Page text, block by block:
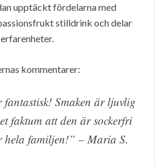
upptäckt fördelarna med
stilldrink och delar
kommentarer:
Smaken är ljuvlig
faktum att den är sockerfri
hela familjen!” – Maria S.